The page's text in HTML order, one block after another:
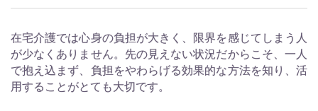
在宅介護では心身の負担が大きく、限界を感じてしまう人
が少なくありません。先の見えない状況だからこそ、一人
で抱え込まず、負担をやわらげる効果的な方法を知り、活
用することがとても大切です。